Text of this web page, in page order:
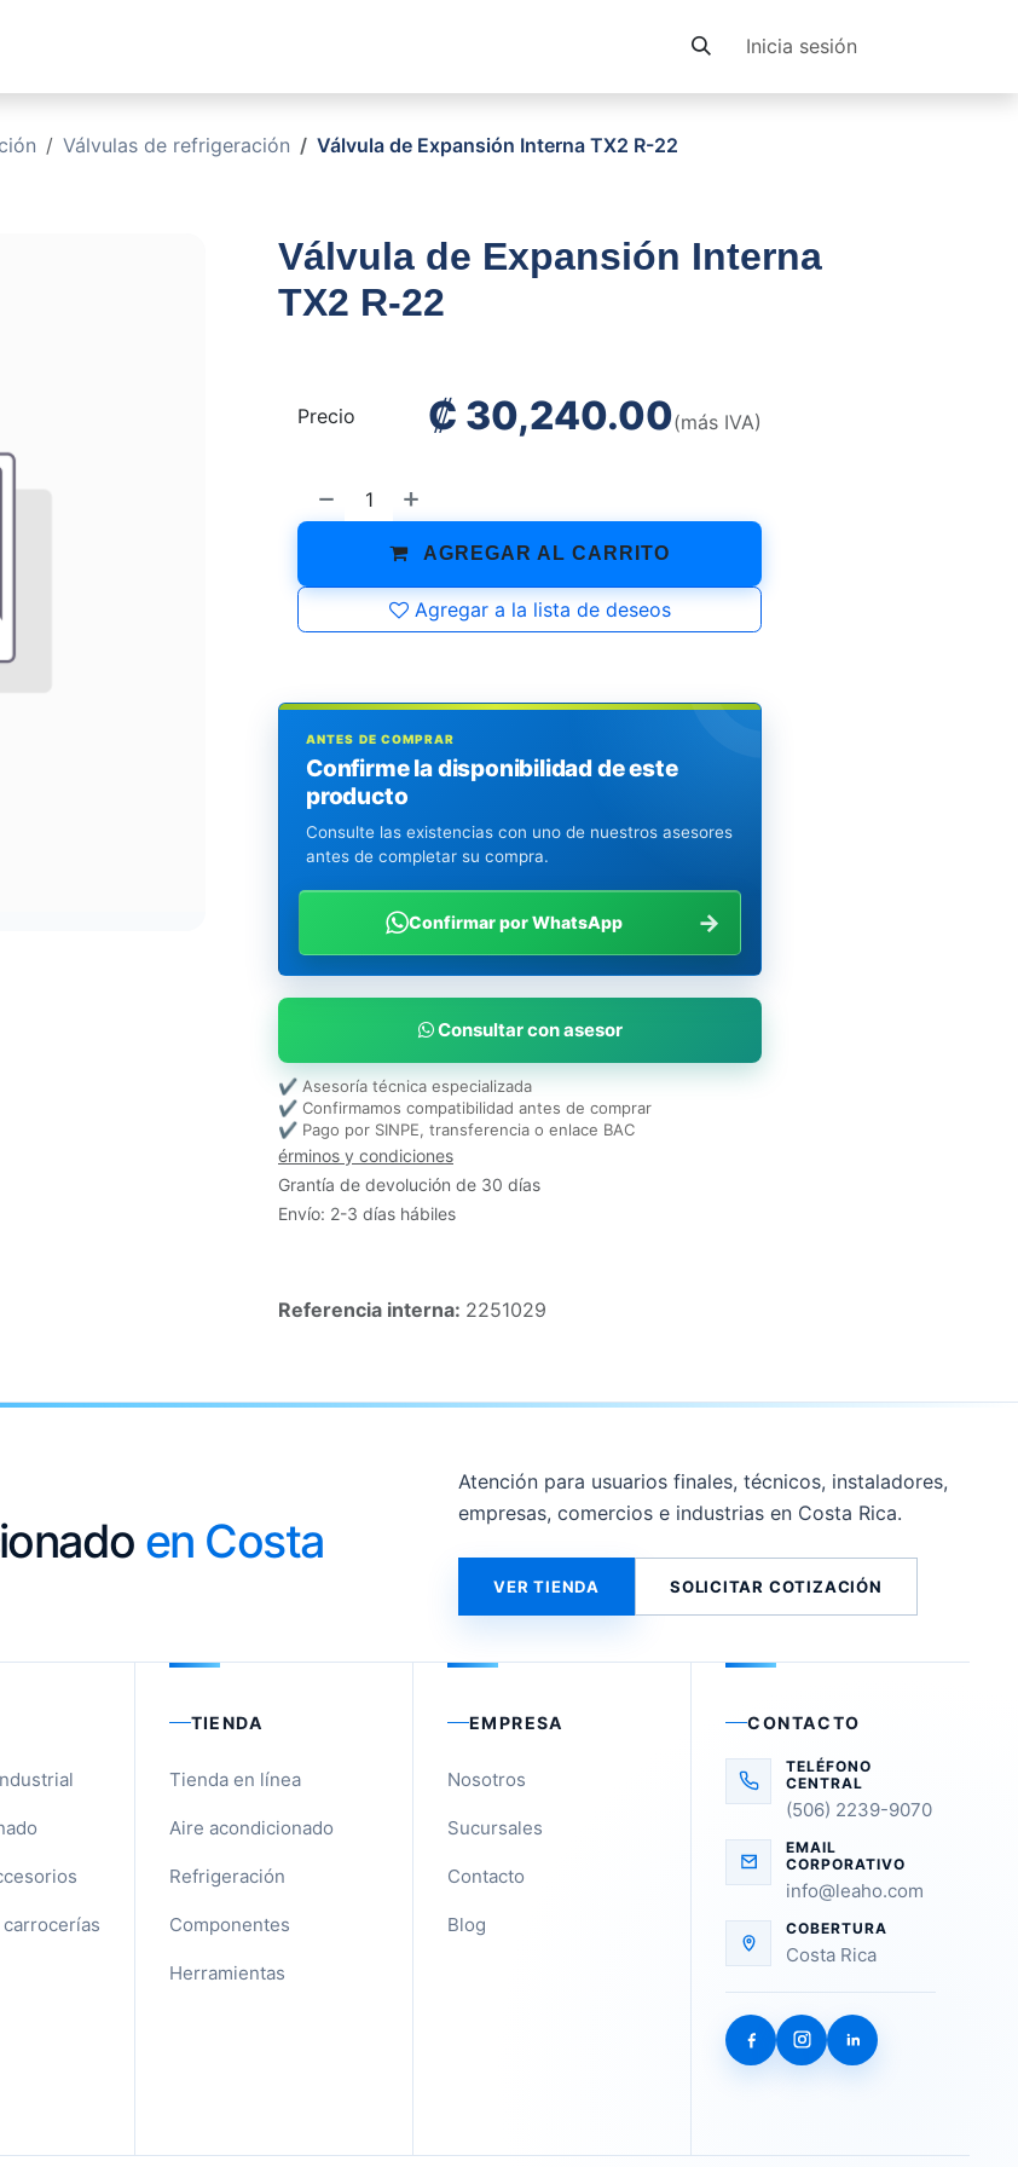
Inicia sesión
Válvulas de refrigeración Válvula de Expansión Interna TX2 R-22
Válvula de Expansión Interna
TX2 R-22
AGREGAR AL CARRITO
Agregar a la lista de deseos
Precio ₡ 30,240.00(más IVA)
ANTES DE COMPRAR
Confirme la disponibilidad de este
producto
Consulte las existencias con uno de nuestros asesores
antes de completar su compra.
Confirmar por WhatsApp →
Consultar con asesor
✔ Asesoría técnica especializada
✔ Confirmamos compatibilidad antes de comprar
✔ Pago por SINPE, transferencia o enlace BAC
érminos y condiciones
Grantía de devolución de 30 días
Envío: 2-3 días hábiles
Referencia interna: 2251029
en Costa
Atención para usuarios finales, técnicos, instaladores,
empresas, comercios e industrias en Costa Rica.
VER TIENDA SOLICITAR COTIZACIÓN
TIENDA
Tienda en línea
Aire acondicionado
Refrigeración
Componentes
Herramientas
EMPRESA
Nosotros
Sucursales
Contacto
Blog
CONTACTO
TELÉFONO
CENTRAL
(506) 2239-9070
EMAIL
CORPORATIVO
info@leaho.com
COBERTURA
Costa Rica